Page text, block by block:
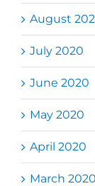
August
July 2020
June 2020
May 2020
April 2020
March 2020